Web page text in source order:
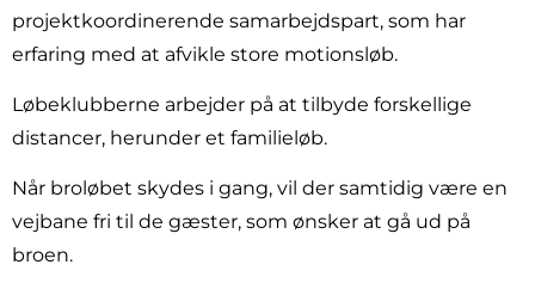
projektkoordinerende samarbejdspart, som har
erfaring med at afvikle store motionsløb.
Løbeklubberne arbejder på at tilbyde forskellige
distancer, herunder et familieløb.
Når broløbet skydes i gang, vil der samtidig være en
vejbane fri til de gæster, som ønsker at gå ud på
broen.